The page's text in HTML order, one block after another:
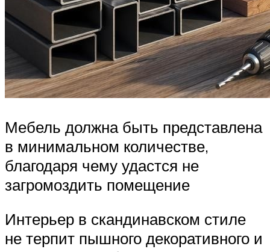
Мебель должна быть представлена
в минимальном количестве,
благодаря чему удастся не
загромоздить помещение
Интерьер в скандинавском стиле
не терпит пышного декоративного и